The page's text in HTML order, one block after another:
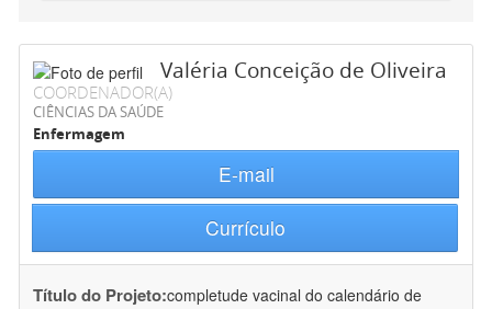
Valéria Conceição de Oliveira
COORDENADOR(A)
CIÊNCIAS DA SAÚDE
Enfermagem
E-mail
Currículo
Título do Projeto:completude vacinal do calendário de